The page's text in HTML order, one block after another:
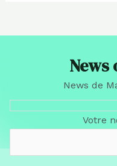
News
News de
Votre